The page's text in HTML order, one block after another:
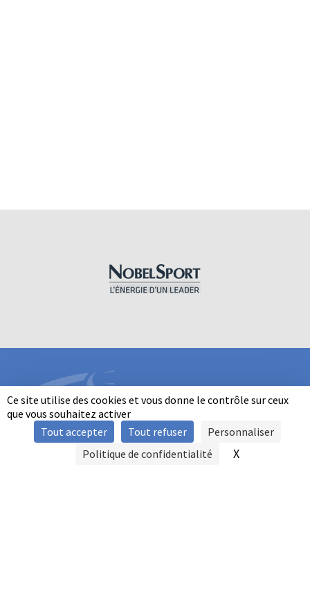
Ce site utilise des cookies et vous donne le contrôle sur ceux
que vous souhaitez activer
Tout accepter
Tout refuser
Personnaliser
Politique de confidentialité
X
INFORMATIONS
SIGNALER UNE VIOLENCE